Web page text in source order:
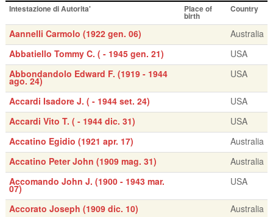
Intestazione di Autorita' Place of
birth
Country
Aannelli Carmolo (1922 gen. 06)
Australia
Abbatiello Tommy C. ( - 1945 gen. 21)
USA
Abbondandolo Edward F. (1919 - 1944
ago. 24)
USA
Accardi Isadore J. ( - 1944 set. 24)
USA
Accardi Vito T. ( - 1944 dic. 31)
USA
Accatino Egidio (1921 apr. 17)
Australia
Accatino Peter John (1909 mag. 31)
Australia
Accomando John J. (1900 - 1943 mar.
07)
USA
Accorato Joseph (1909 dic. 10)
Australia